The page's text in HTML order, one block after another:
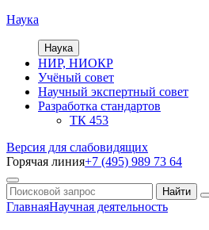
Наука
Наука
НИР, НИОКР
Учёный совет
Научный экспертный совет
Разработка стандартов
ТК 453
Версия для слабовидящих
Горячая линия+7 (495) 989 73 64
ГлавнаяНаучная деятельность